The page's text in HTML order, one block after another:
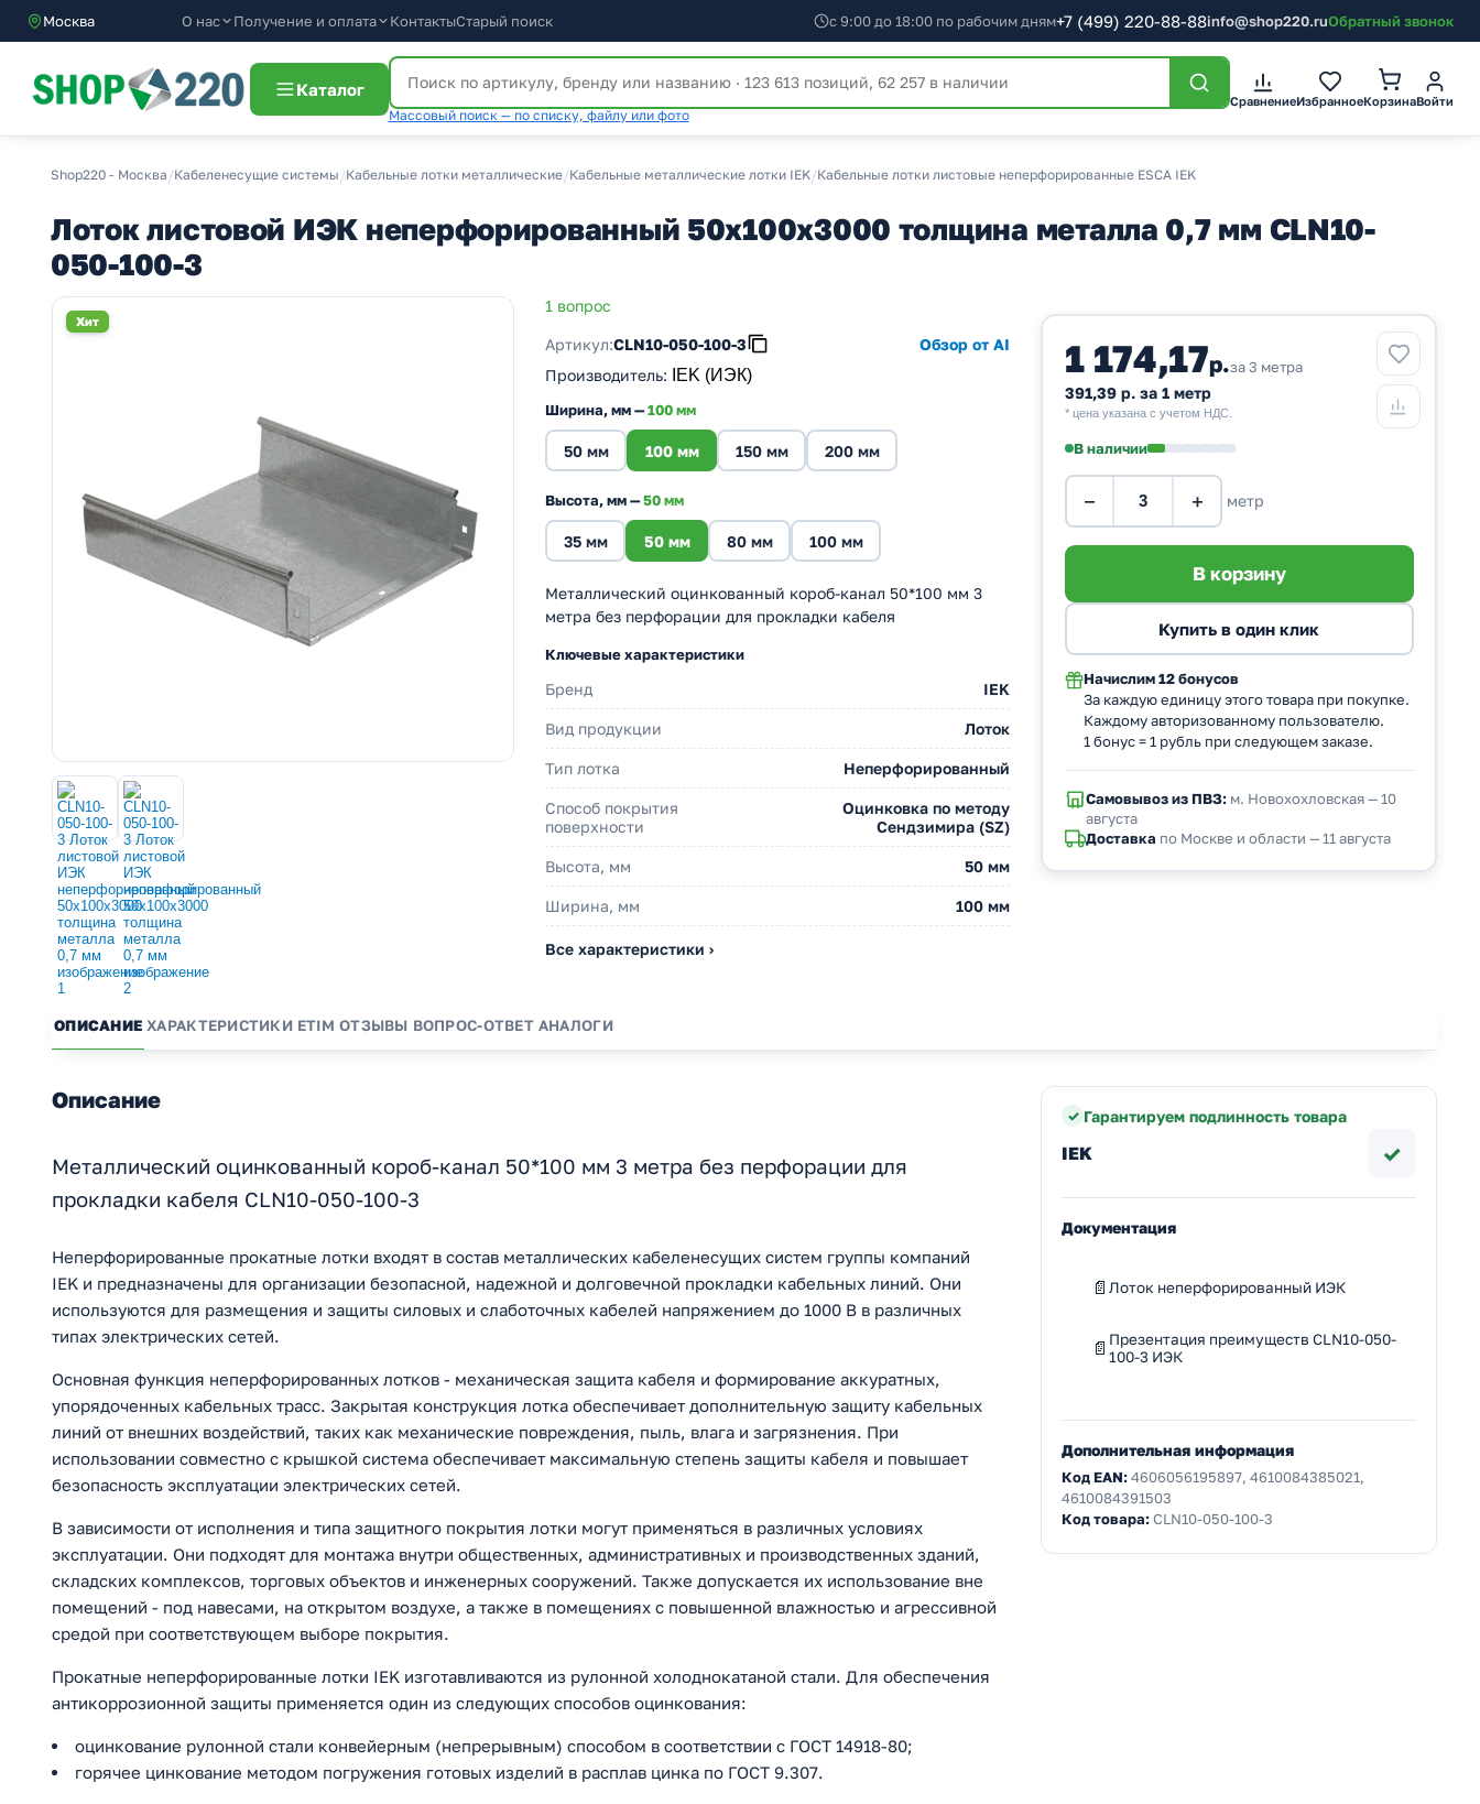
Москва О нас Получение и оплата КонтактыСтарый поиск с 9:00 до 18:00 по рабочим дням+7 (499) 220-88-88info@shop220.ruОбратный звонок
Каталог
Массовый поиск — по списку, файлу или фото
СравнениеИзбранноеКорзинаВойти
Shop220 - Москва /Кабеленесущие системы /Кабельные лотки металлические/Кабельные металлические лотки IEK/Кабельные лотки листовые неперфорированные ESCA IEK
Лоток листовой ИЭК неперфорированный 50х100х3000 толщина металла 0,7 мм CLN10-
050-100-3
Хит
1 вопрос
Артикул:CLN10-050-100-3
Обзор от AI
Производитель: IEK (ИЭК)
Ширина, мм —100 мм
50 мм 100 мм 150 мм 200 мм
Высота, мм —50 мм
35 мм 50 мм 80 мм 100 мм
Металлический оцинкованный короб-канал 50*100 мм 3
метра без перфорации для прокладки кабеля
Ключевые характеристики
Бренд IEK
Вид продукции Лоток
Тип лотка Неперфорированный
Способ покрытия
поверхности
Оцинковка по методу
Сендзимира (SZ)
Высота, мм 50 мм
Ширина, мм 100 мм
Все характеристики ›
1 174,17р.за 3 метра
391,39 р. за 1 метр
* цена указана с учетом НДС.
В наличии
− + метр
Начислим 12 бонусов
За каждую единицу этого товара при покупке.
Каждому авторизованному пользователю.
1 бонус = 1 рубль при следующем заказе.
Самовывоз из ПВЗ:м. Новохохловская — 10
августа
Доставка по Москве и области — 11 августа
ОПИСАНИЕ ХАРАКТЕРИСТИКИ ETIM ОТЗЫВЫ ВОПРОС-ОТВЕТ АНАЛОГИ
Описание
Металлический оцинкованный короб-канал 50*100 мм 3 метра без перфорации для
прокладки кабеля CLN10-050-100-3
Неперфорированные прокатные лотки входят в состав металлических кабеленесущих систем группы компаний
IEK и предназначены для организации безопасной, надежной и долговечной прокладки кабельных линий. Они
используются для размещения и защиты силовых и слаботочных кабелей напряжением до 1000 В в различных
типах электрических сетей.
Основная функция неперфорированных лотков - механическая защита кабеля и формирование аккуратных,
упорядоченных кабельных трасс. Закрытая конструкция лотка обеспечивает дополнительную защиту кабельных
линий от внешних воздействий, таких как механические повреждения, пыль, влага и загрязнения. При
использовании совместно с крышкой система обеспечивает максимальную степень защиты кабеля и повышает
безопасность эксплуатации электрических сетей.
В зависимости от исполнения и типа защитного покрытия лотки могут применяться в различных условиях
эксплуатации. Они подходят для монтажа внутри общественных, административных и производственных зданий,
складских комплексов, торговых объектов и инженерных сооружений. Также допускается их использование вне
помещений - под навесами, на открытом воздухе, а также в помещениях с повышенной влажностью и агрессивной
средой при соответствующем выборе покрытия.
Прокатные неперфорированные лотки IEK изготавливаются из рулонной холоднокатаной стали. Для обеспечения
антикоррозионной защиты применяется один из следующих способов оцинкования:
оцинкование рулонной стали конвейерным (непрерывным) способом в соответствии с ГОСТ 14918-80;
горячее цинкование методом погружения готовых изделий в расплав цинка по ГОСТ 9.307.
Гарантируем подлинность товара
IEK ✓
Документация
Лоток неперфорированный ИЭК
Презентация преимуществ CLN10-050-
100-3 ИЭК
Дополнительная информация
Код EAN:4606056195897, 4610084385021,
4610084391503
Код товара:CLN10-050-100-3